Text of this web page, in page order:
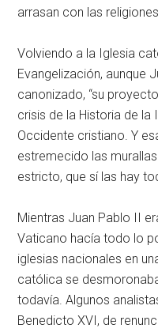
arrasan con las
Volviendo a la Iglesia
Evangelización, aunque
canonizado, “su
crisis de la Historia de la
Occidente cristiano. Y
estremecido las
estricto, que sí las hay
Mientras Juan Pablo II
Vaticano hacía todo lo
iglesias nacionales en
católica se
todavía. Algunos
Benedicto XVI, de